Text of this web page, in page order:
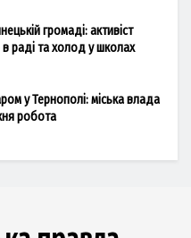
громаді: активіст
раді та холод у школах
у Тернополі: міська влада
робота